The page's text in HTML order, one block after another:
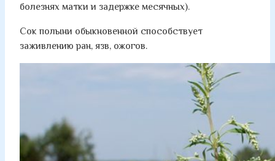
болезнях матки и задержке месячных).
Сок полыни обыкновенной способствует
заживлению ран, язв, ожогов.